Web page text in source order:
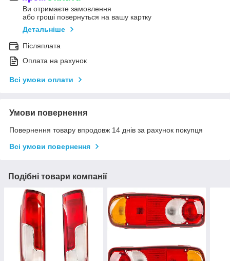
Ви отримаєте замовлення
або гроші повернуться на вашу картку
Детальніше
Післяплата
Оплата на рахунок
Всі умови оплати
Умови повернення
Повернення товару впродовж 14 днів за рахунок покупця
Всі умови повернення
Подібні товари компанії